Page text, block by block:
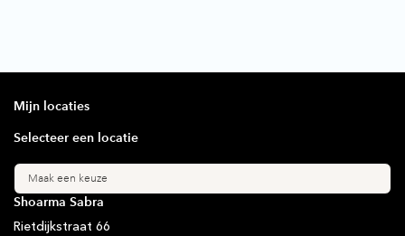
Mijn locaties
Selecteer een locatie
Maak een keuze
Shoarma Sabra
Rietdijkstraat 66